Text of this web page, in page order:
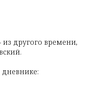
из другого времени,